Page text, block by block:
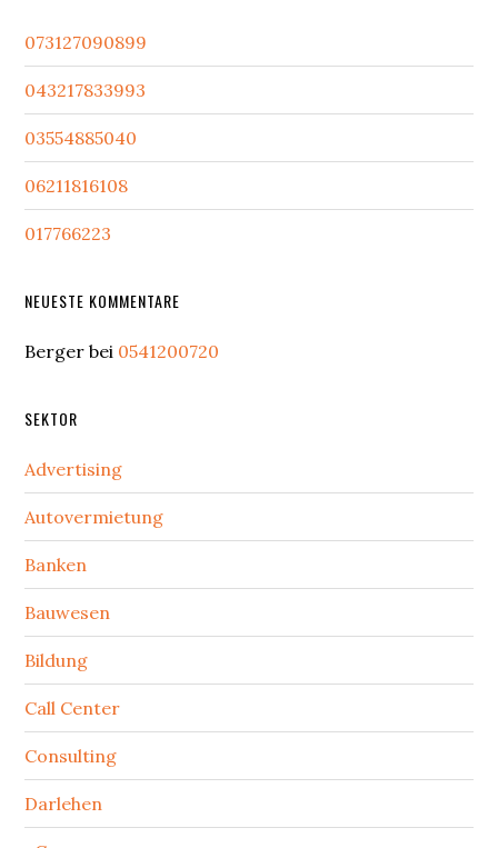
073127090899
043217833993
03554885040
06211816108
017766223
NEUESTE KOMMENTARE
Berger bei 0541200720
SEKTOR
Advertising
Autovermietung
Banken
Bauwesen
Bildung
Call Center
Consulting
Darlehen